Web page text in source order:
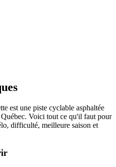
est une piste cyclable asphaltée
Voici tout ce qu'il faut pour
difficulté, meilleure saison et